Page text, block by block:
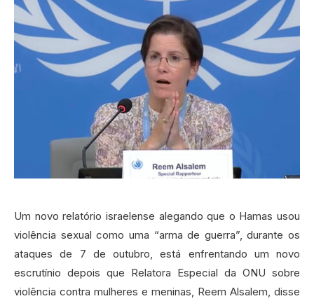
Um novo relatório israelense alegando que o Hamas usou
violência sexual como uma “arma de guerra”, durante os
ataques de 7 de outubro, está enfrentando um novo
escrutínio depois que Relatora Especial da ONU sobre
violência contra mulheres e meninas, Reem Alsalem, disse